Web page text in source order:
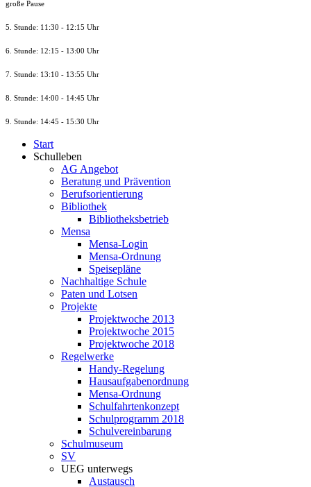
große Pause
5. Stunde: 11:30 - 12:15 Uhr
6. Stunde: 12:15 - 13:00 Uhr
7. Stunde: 13:10 - 13:55 Uhr
8. Stunde: 14:00 - 14:45 Uhr
9. Stunde: 14:45 - 15:30 Uhr
Start
Schulleben
AG Angebot
Beratung und Prävention
Berufsorientierung
Bibliothek
Bibliotheksbetrieb
Mensa
Mensa-Login
Mensa-Ordnung
Speisepläne
Nachhaltige Schule
Paten und Lotsen
Projekte
Projektwoche 2013
Projektwoche 2015
Projektwoche 2018
Regelwerke
Handy-Regelung
Hausaufgabenordnung
Mensa-Ordnung
Schulfahrtenkonzept
Schulprogramm 2018
Schulvereinbarung
Schulmuseum
SV
UEG unterwegs
Austausch